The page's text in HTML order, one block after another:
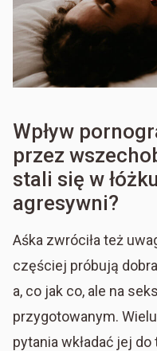
Wpływ
przez
stali się w
agresywni?
Aśka zwróciła też
częściej próbują
a, co jak co, ale na
przygotowanym.
pytania wkładać jej